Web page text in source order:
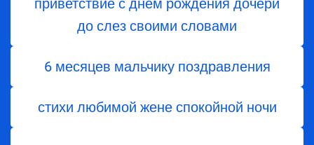
приветствие с днем ​​рождения дочери
до слез своими словами
6 месяцев мальчику поздравления
стихи любимой жене спокойной ночи